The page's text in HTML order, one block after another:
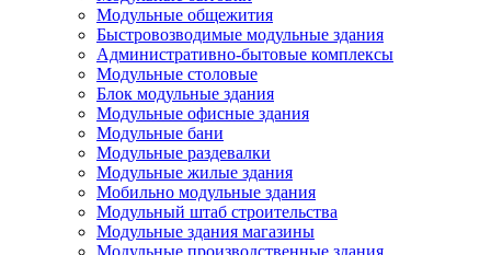
Модульные общежития
Быстровозводимые модульные здания
Административно-бытовые комплексы
Модульные столовые
Блок модульные здания
Модульные офисные здания
Модульные бани
Модульные раздевалки
Модульные жилые здания
Мобильно модульные здания
Модульный штаб строительства
Модульные здания магазины
Модульные производственные здания